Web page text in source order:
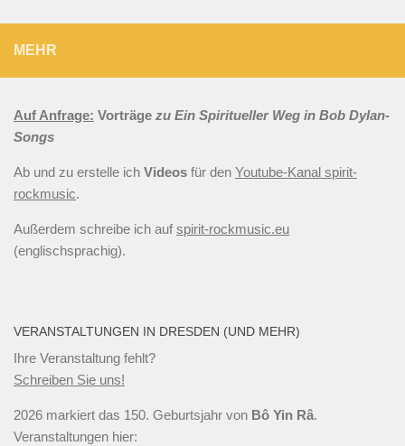
MEHR
Auf Anfrage: Vorträge zu Ein Spiritueller Weg in Bob Dylan-
Songs
Ab und zu erstelle ich Videos für den Youtube-Kanal spirit-
rockmusic.
Außerdem schreibe ich auf spirit-rockmusic.eu
(englischsprachig).
VERANSTALTUNGEN IN DRESDEN (UND MEHR)
Ihre Veranstaltung fehlt?
Schreiben Sie uns!
2026 markiert das 150. Geburtsjahr von Bô Yin Râ.
Veranstaltungen hier: